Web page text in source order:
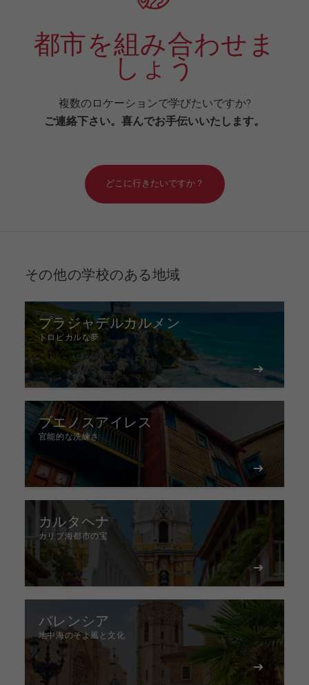
都市を組み合わせま
しょう
複数のロケーションで学びたいですか?
ご連絡下さい。喜んでお手伝いいたします。
どこに行きたいですか？
その他の学校のある地域
プラジャデルカルメン
トロピカルな夢
ブエノスアイレス
官能的な洗練さ
カルタヘナ
カリブ海都市の宝
バレンシア
地中海のそよ風と文化